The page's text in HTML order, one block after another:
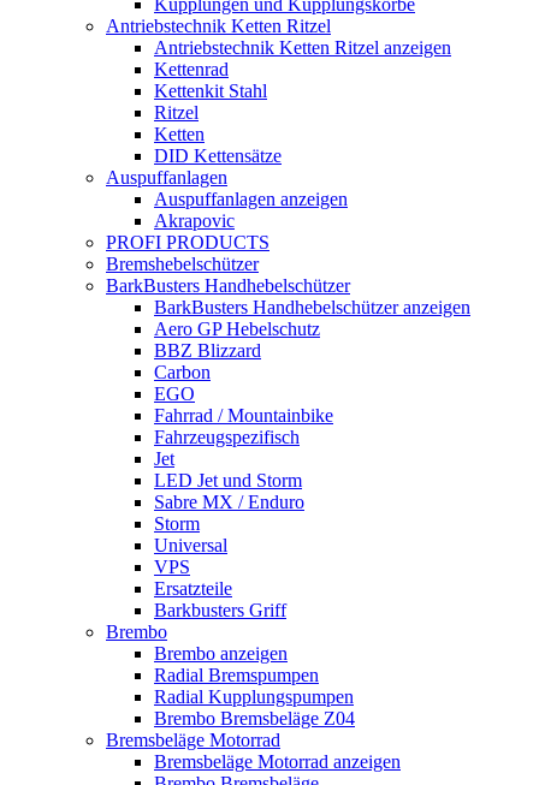
Kupplungen und Kupplungskörbe
Antriebstechnik Ketten Ritzel
Antriebstechnik Ketten Ritzel anzeigen
Kettenrad
Kettenkit Stahl
Ritzel
Ketten
DID Kettensätze
Auspuffanlagen
Auspuffanlagen anzeigen
Akrapovic
PROFI PRODUCTS
Bremshebelschützer
BarkBusters Handhebelschützer
BarkBusters Handhebelschützer anzeigen
Aero GP Hebelschutz
BBZ Blizzard
Carbon
EGO
Fahrrad / Mountainbike
Fahrzeugspezifisch
Jet
LED Jet und Storm
Sabre MX / Enduro
Storm
Universal
VPS
Ersatzteile
Barkbusters Griff
Brembo
Brembo anzeigen
Radial Bremspumpen
Radial Kupplungspumpen
Brembo Bremsbeläge Z04
Bremsbeläge Motorrad
Bremsbeläge Motorrad anzeigen